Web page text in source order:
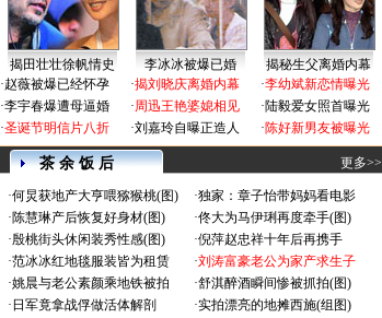
揭田壮壮徐帆情史 李冰冰被爆已婚
揭秘生父离婚内幕
·赵薇被爆已经怀孕
·李宇春爆遭母逼婚
·圣诞节明信片八折
·揭刘晓庆离婚内幕
·周迅王艳婆媳相见
·刘嘉玲自曝正造人
·李幼斌新恋情曝光
·陆毅爱女照首曝光
·陈好新男友被曝光
茶 余 饭 后 更多>>
·何炅获地产大亨喂猕猴桃(图) ·独家：章子怡带妈妈看电影
·陈慧琳产后恢复好身材(图) ·佟大为马伊琍再度牵手(图)
·殷桃街头休闲装秀性感(图) ·倪萍赵忠祥十年后再携手
·范冰冰红地毯服装皆为租赁 ·刘涛富豪老公为家产求生子
·姚晨与老公素颜乘地铁被拍 ·舒淇醉酒瞬间惨被抓拍(图)
· 日军竟拿战俘做活体解剖 ·实拍漂亮的地摊西施(组图)